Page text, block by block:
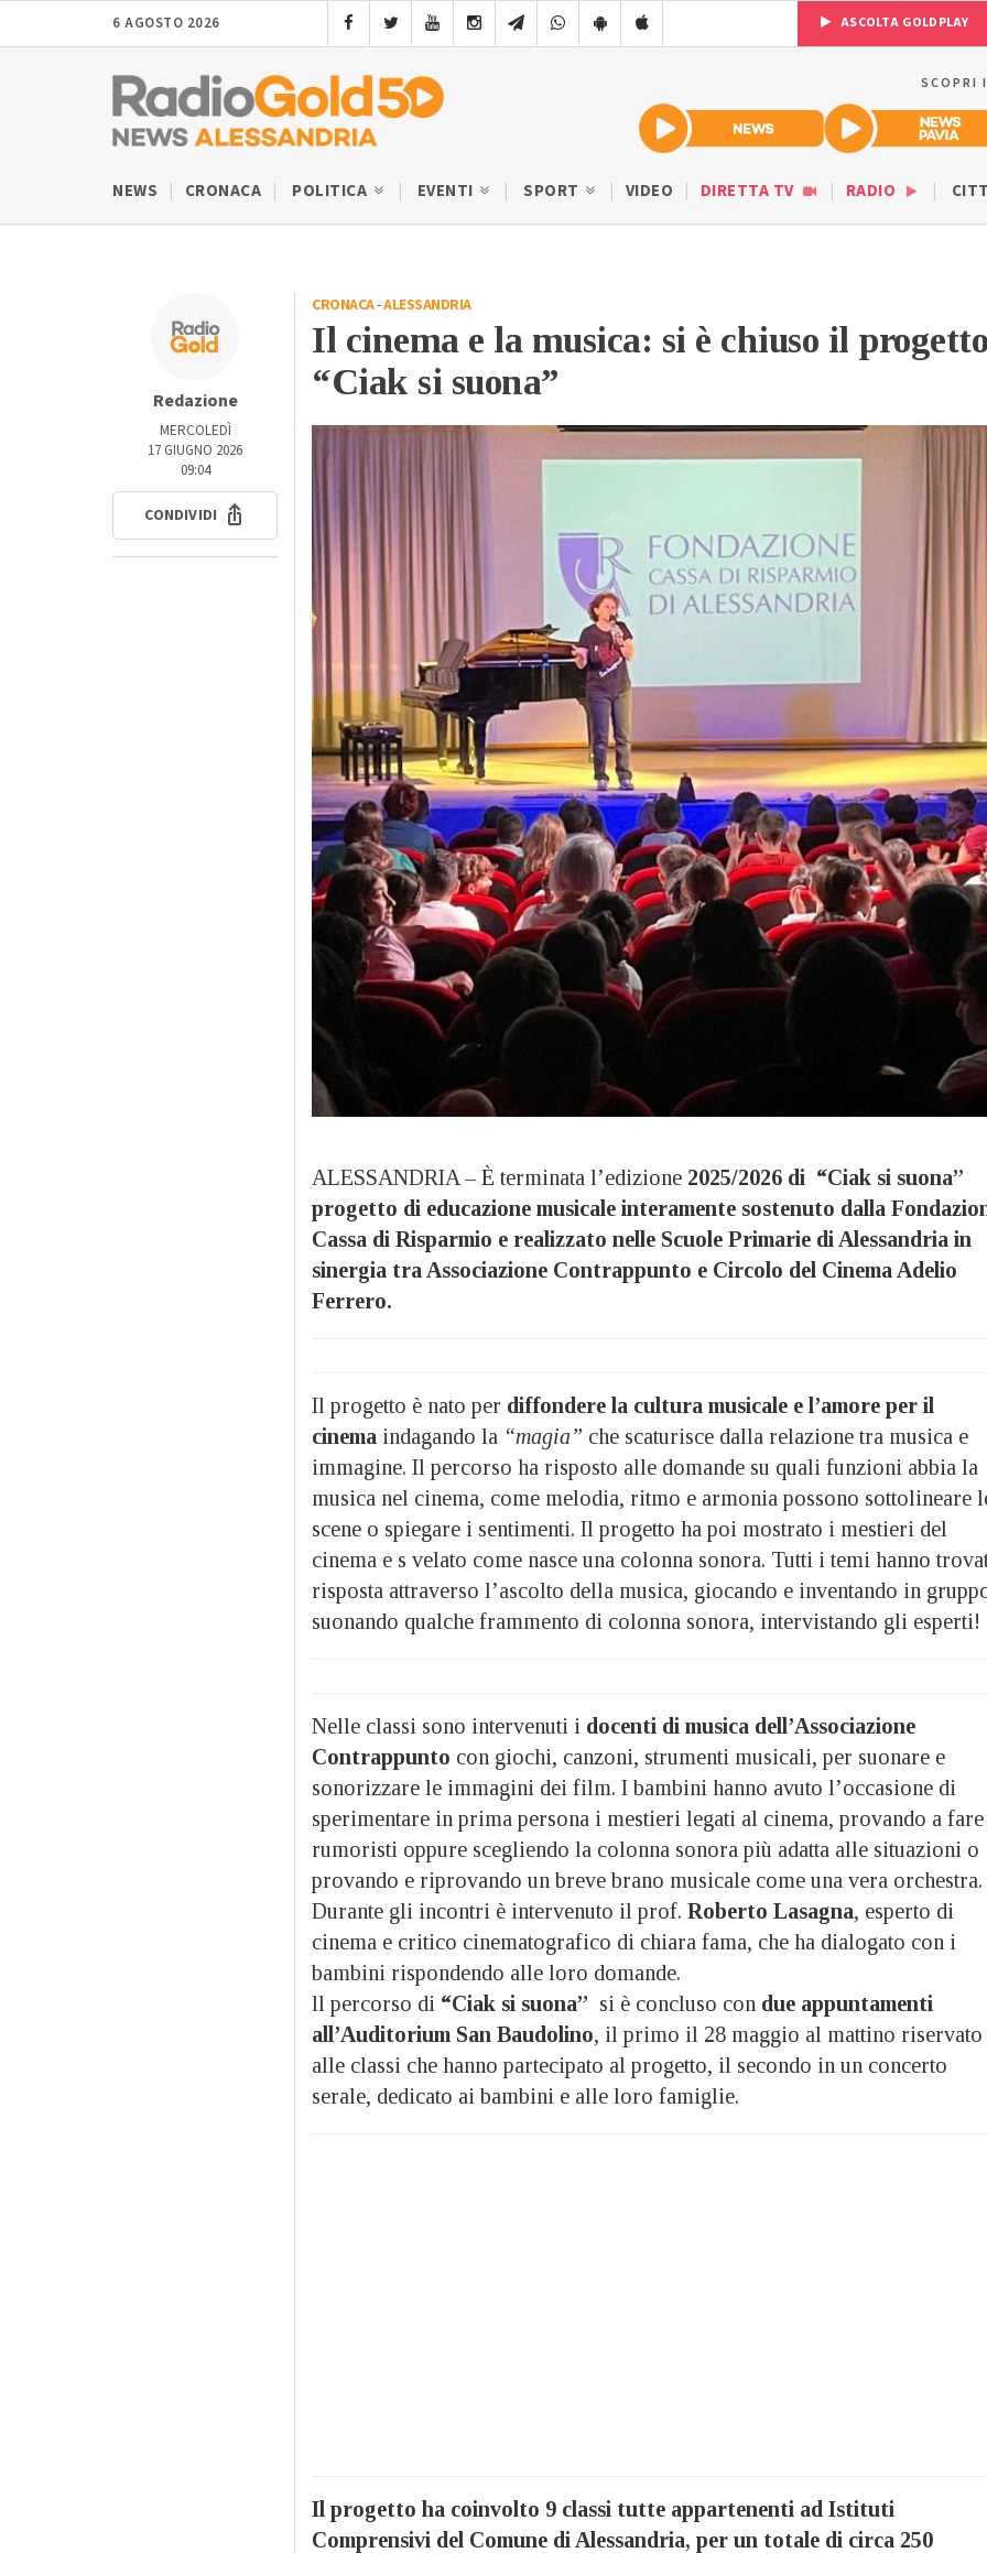
6 AGOSTO 2026 ASCOLTA GOLDPLAY
SCOPRI
NEWS CRONACA POLITICA EVENTI SPORT VIDEO DIRETTA TV RADIO
Redazione
MERCOLEDÌ
17 GIUGNO 2026
09:04
CONDIVIDI
CRONACA-ALESSANDRIA
Il cinema e la musica: si è chiuso il progetto
“Ciak si suona”
ALESSANDRIA – È terminata l’edizione 2025/2026 di “Ciak si suona”
progetto di educazione musicale interamente sostenuto dalla
Cassa di Risparmio e realizzato nelle Scuole Primarie di Alessandria in
sinergia tra Associazione Contrappunto e Circolo del Cinema Adelio
Ferrero.
Il progetto è nato per diffondere la cultura musicale e l’amore per il
cinema indagando la “magia” che scaturisce dalla relazione tra musica e
immagine. Il percorso ha risposto alle domande su quali funzioni abbia la
musica nel cinema, come melodia, ritmo e armonia possono sottolineare
scene o spiegare i sentimenti. Il progetto ha poi mostrato i mestieri del
cinema e s velato come nasce una colonna sonora. Tutti i temi hanno
risposta attraverso l’ascolto della musica, giocando e inventando in
suonando qualche frammento di colonna sonora, intervistando gli esperti!
Nelle classi sono intervenuti i docenti di musica dell’Associazione
Contrappunto con giochi, canzoni, strumenti musicali, per suonare e
sonorizzare le immagini dei film. I bambini hanno avuto l’occasione di
sperimentare in prima persona i mestieri legati al cinema, provando a
rumoristi oppure scegliendo la colonna sonora più adatta alle situazioni o
provando e riprovando un breve brano musicale come una vera orchestra.
Durante gli incontri è intervenuto il prof. Roberto Lasagna, esperto di
cinema e critico cinematografico di chiara fama, che ha dialogato con i
bambini rispondendo alle loro domande.
ll percorso di “Ciak si suona” si è concluso con due appuntamenti
all’Auditorium San Baudolino, il primo il 28 maggio al mattino riservato
alle classi che hanno partecipato al progetto, il secondo in un concerto
serale, dedicato ai bambini e alle loro famiglie.
Il progetto ha coinvolto 9 classi tutte appartenenti ad Istituti
Comprensivi del Comune di Alessandria, per un totale di circa 250